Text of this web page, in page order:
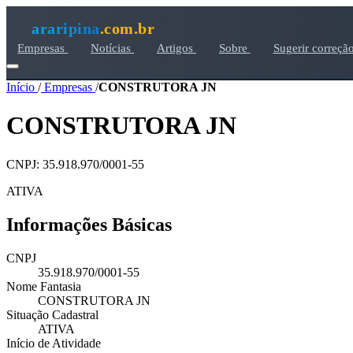
araripina.com.br
Empresas Notícias Artigos Sobre Sugerir
Início /Empresas /CONSTRUTORA JN
CONSTRUTORA JN
CNPJ: 35.918.970/0001-55
ATIVA
Informações Básicas
CNPJ
35.918.970/0001-55
Nome Fantasia
CONSTRUTORA JN
Situação Cadastral
ATIVA
Início de Atividade